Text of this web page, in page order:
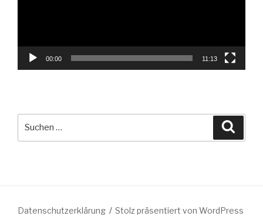
00:00 11:13
Datenschutzerklärung Stolz präsentiert von WordPress